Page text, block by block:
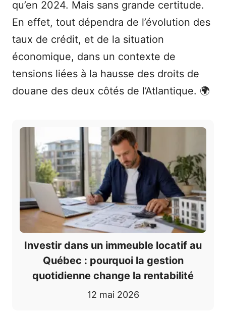
qu’en 2024. Mais sans grande certitude.
En effet, tout dépendra de l’évolution des
taux de crédit, et de la situation
économique, dans un contexte de
tensions liées à la hausse des droits de
douane des deux côtés de l’Atlantique. 🌍
Investir dans un immeuble locatif au
Québec : pourquoi la gestion
quotidienne change la rentabilité
12 mai 2026